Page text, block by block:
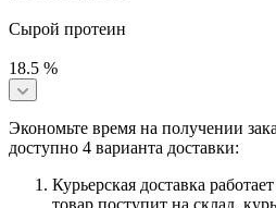
Сырой протеин
18.5 %
Экономьте время на получении
доступно 4 варианта доставки:
Курьерская доставка
товар поступит на склад,